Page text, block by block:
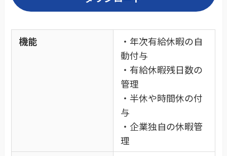
機能
・年次有給休暇の自
動付与
・有給休暇残日数の
管理
・半休や時間休の付
与
・企業独自の休暇管
理